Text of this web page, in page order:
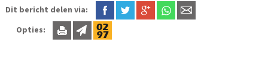
Dit bericht delen via:
Opties: